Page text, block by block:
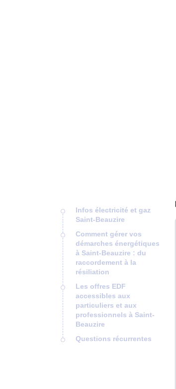
Infos électricité et gaz
Saint-Beauzire
Comment gérer vos
démarches énergétiques
à Saint-Beauzire : du
raccordement à la
résiliation
Les offres EDF
accessibles aux
particuliers et aux
professionnels à Saint-
Beauzire
Questions récurrentes